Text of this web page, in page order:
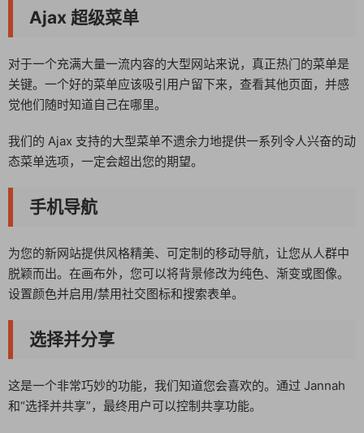
Ajax 超级菜单
对于一个充满大量一流内容的大型网站来说，真正热门的菜单是
关键。一个好的菜单应该吸引用户留下来，查看其他页面，并感
觉他们随时知道自己在哪里。
我们的 Ajax 支持的大型菜单不遗余力地提供一系列令人兴奋的动
态菜单选项，一定会超出您的期望。
手机导航
为您的新网站提供风格精美、可定制的移动导航，让您从人群中
脱颖而出。在画布外，您可以将背景修改为纯色、渐变或图像。
设置颜色并启用/禁用社交图标和搜索表单。
选择并分享
这是一个非常巧妙的功能，我们知道您会喜欢的。通过 Jannah
和“选择并共享”，最终用户可以控制共享功能。